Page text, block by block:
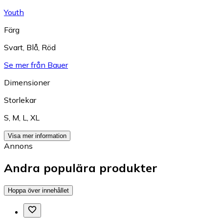
Youth
Färg
Svart Blå Röd
Se mer från Bauer
Dimensioner
Storlekar
S M L XL
Visa mer information
Annons
Andra populära produkter
Hoppa över innehållet